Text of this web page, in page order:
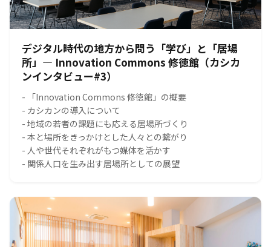
デジタル時代の地方から問う「学び」と「居場
所」― Innovation Commons 修徳館（カシカ
ンインタビュー#3）
- 「Innovation Commons 修徳館」の概要
- カシカンの導入について
- 地域の若者の課題にも応える居場所づくり
- 本と場所をきっかけとした人々との繋がり
- 人や世代それぞれがもつ媒体を活かす
- 関係人口を生み出す居場所としての展望